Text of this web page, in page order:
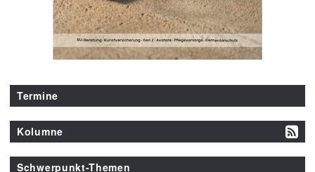
Termine
Kolumne
Schwerpunkt-Themen